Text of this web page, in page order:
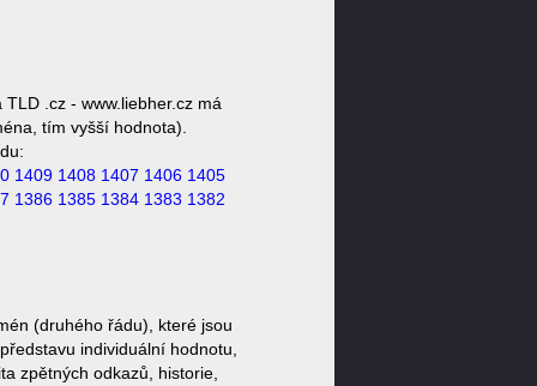
.cz - www.liebher.cz má
tím vyšší hodnota).
1409 1408 1407 1406 1405
1386 1385 1384 1383 1382
(druhého řádu), které jsou
individuální hodnotu,
zpětných odkazů, historie,